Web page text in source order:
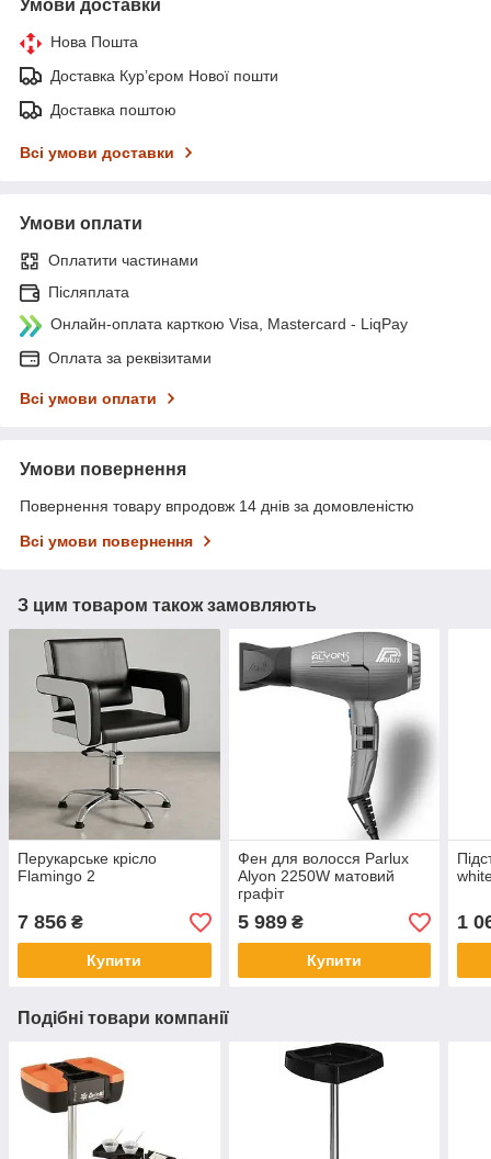
Умови доставки
Нова Пошта
Доставка Курʼєром Нової пошти
Доставка поштою
Всі умови доставки
Умови оплати
Оплатити частинами
Післяплата
Онлайн-оплата карткою Visa, Mastercard - LiqPay
Оплата за реквізитами
Всі умови оплати
Умови повернення
Повернення товару впродовж 14 днів за домовленістю
Всі умови повернення
З цим товаром також замовляють
Перукарське крісло
Flamingo 2
7 856 ₴
Купити
Фен для волосся Parlux
Alyon 2250W матовий
графіт
5 989₴
Купити
1
Подібні товари компанії